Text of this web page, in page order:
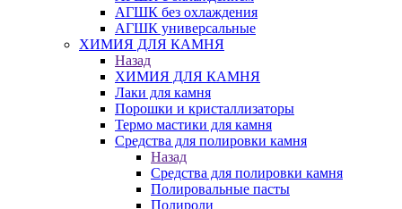
АГШК без охлаждения
АГШК универсальные
ХИМИЯ ДЛЯ КАМНЯ
Назад
ХИМИЯ ДЛЯ КАМНЯ
Лаки для камня
Порошки и кристаллизаторы
Термо мастики для камня
Средства для полировки камня
Назад
Средства для полировки камня
Полировальные пасты
Полироли